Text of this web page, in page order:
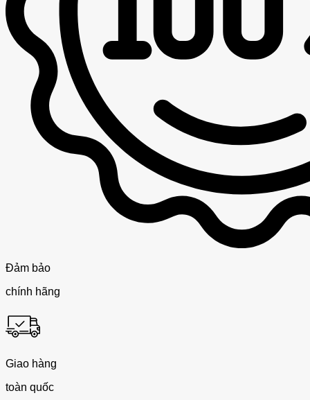
Đảm bảo
chính hãng
Giao hàng
toàn quốc